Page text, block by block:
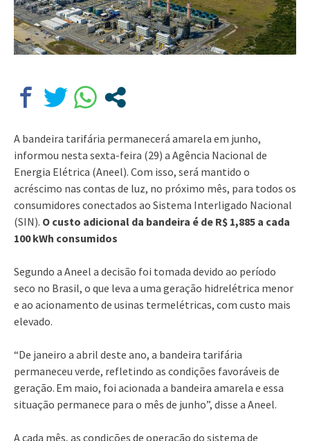
A bandeira tarifária permanecerá amarela em junho,
informou nesta sexta-feira (29) a Agência Nacional de
Energia Elétrica (Aneel). Com isso, será mantido o
acréscimo nas contas de luz, no próximo mês, para todos os
consumidores conectados ao Sistema Interligado Nacional
(SIN). O custo adicional da bandeira é de R$ 1,885 a cada
100 kWh consumidos
Segundo a Aneel a decisão foi tomada devido ao período
seco no Brasil, o que leva a uma geração hidrelétrica menor
e ao acionamento de usinas termelétricas, com custo mais
elevado.
“De janeiro a abril deste ano, a bandeira tarifária
permaneceu verde, refletindo as condições favoráveis de
geração. Em maio, foi acionada a bandeira amarela e essa
situação permanece para o mês de junho”, disse a Aneel.
A cada mês, as condições de operação do sistema de